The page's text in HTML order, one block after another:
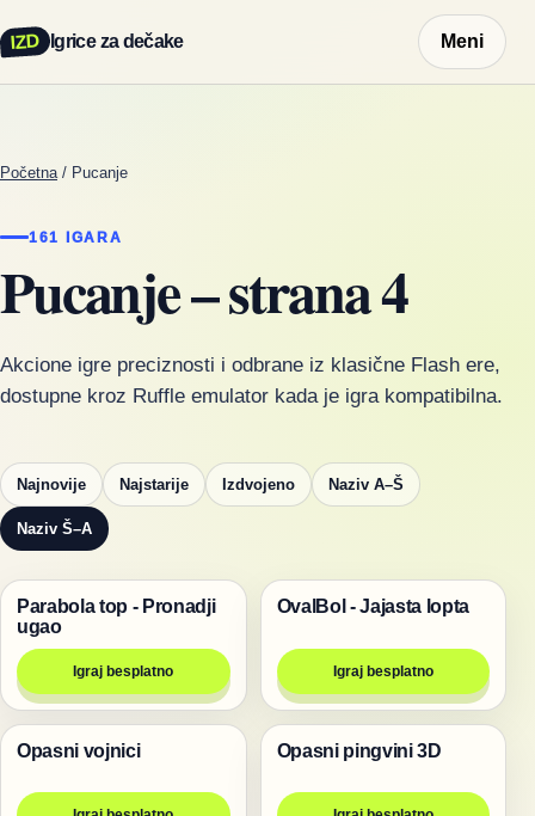
IZD Igrice za dečake Meni
Početna / Pucanje
161 IGARA
Pucanje – strana 4
Akcione igre preciznosti i odbrane iz klasične Flash ere,
dostupne kroz Ruffle emulator kada je igra kompatibilna.
Najnovije Najstarije Izdvojeno Naziv A–Š
Naziv Š–A
Pucanje
Parabola top - Pronadji
ugao
Igraj besplatno
Pucanje
OvalBol - Jajasta lopta
Igraj besplatno
Pucanje
Opasni vojnici Pucanje
Opasni pingvini 3D